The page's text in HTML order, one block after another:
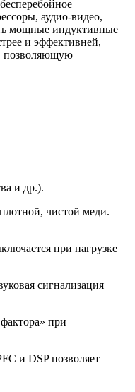
аудио-видео,
мощные индуктивные
и эффективней,
позволяющую
и др.).
чистой меди.
при нагрузке
сигнализация
при
и DSP позволяет